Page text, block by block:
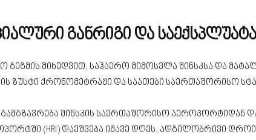
განრიგი და
გეგმის მიხედვით, საჰაერო მიმოსვლა მინსკსა და
ზუსტი ქრონომეტრაჟი და საათები საერთაშორისო
გამგზავრება მინსკის საერთაშორისო აეროპორტიდან
(HRI) დაეშვება იმავე დღეს, ადგილობრივი